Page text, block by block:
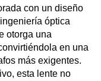
con un diseño
óptica
otorga una
en una
más exigentes.
esta lente no